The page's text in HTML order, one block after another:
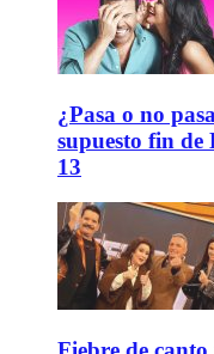
¿Pasa o no
supuesto fin de
13